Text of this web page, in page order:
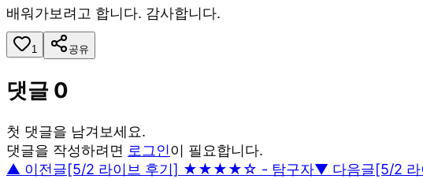
배워가보려고 합니다. 감사합니다.
1 공유
댓글 0
첫 댓글을 남겨보세요.
댓글을 작성하려면 로그인이 필요합니다.
▲ 이전글[5/2 라이브 후기] ★★★★☆ - 탐구자▼ 다음글[5/2